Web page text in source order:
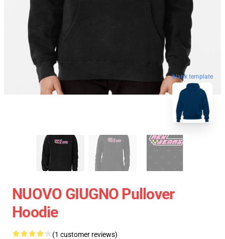
blank template
NUOVO GIUGNO Pullover
Hoodie
(1 customer reviews)